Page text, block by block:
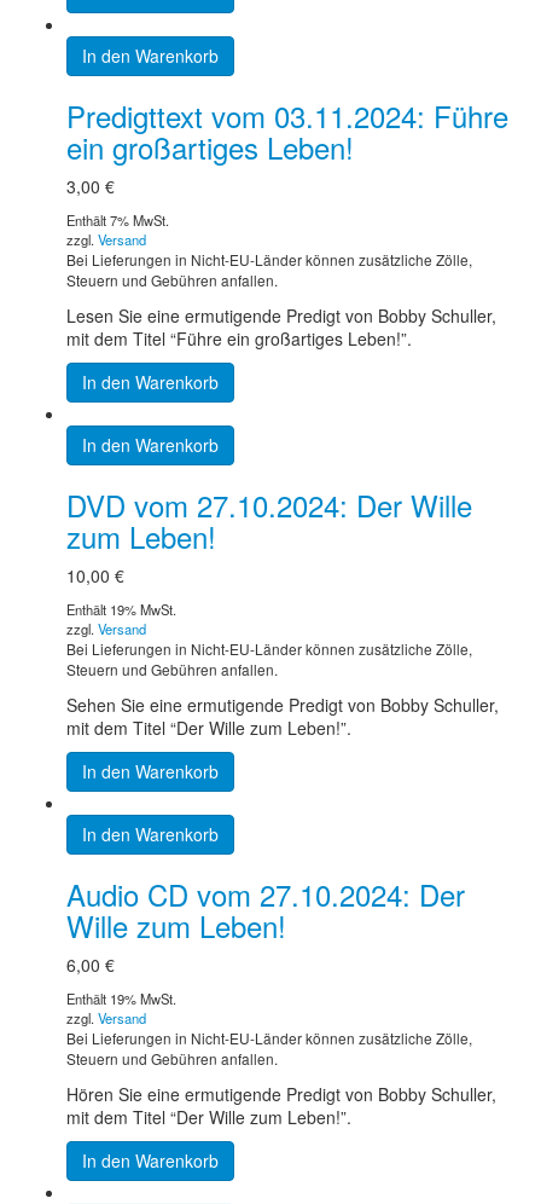
In den Warenkorb
Predigttext vom 03.11.2024: Führe
ein großartiges Leben!
3,00 €
Enthält 7% MwSt.
zzgl.Versand
Bei Lieferungen in Nicht-EU-Länder können zusätzliche Zölle,
Steuern und Gebühren anfallen.
Lesen Sie eine ermutigende Predigt von Bobby Schuller,
mit dem Titel “Führe ein großartiges Leben!”.
In den Warenkorb
In den Warenkorb
DVD vom 27.10.2024: Der Wille
zum Leben!
10,00 €
Enthält 19% MwSt.
zzgl.Versand
Bei Lieferungen in Nicht-EU-Länder können zusätzliche Zölle,
Steuern und Gebühren anfallen.
Sehen Sie eine ermutigende Predigt von Bobby Schuller,
mit dem Titel “Der Wille zum Leben!”.
In den Warenkorb
In den Warenkorb
Audio CD vom 27.10.2024: Der
Wille zum Leben!
6,00 €
Enthält 19% MwSt.
zzgl.Versand
Bei Lieferungen in Nicht-EU-Länder können zusätzliche Zölle,
Steuern und Gebühren anfallen.
Hören Sie eine ermutigende Predigt von Bobby Schuller,
mit dem Titel “Der Wille zum Leben!”.
In den Warenkorb